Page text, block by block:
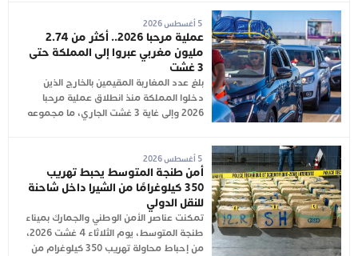
5 أغسطس 2026
عملية مرحبا 2026.. أكثر من 2.74
مليون مغربي عبروا إلى المملكة حتى
3 غشت
بلغ عدد المغاربة المقيمين بالخارج الذين
دخلوا المملكة منذ انطلاق عملية مرحبا
2026 وإلى غاية 3 غشت الجاري، ما مجموعه
5 أغسطس 2026
أمن طنجة المتوسط يحبط تهريب
350 كيلوغرامًا من الشيرا داخل شاحنة
للنقل الدولي
تمكنت عناصر الأمن الوطني والجمارك بميناء
طنجة المتوسط، يوم الثلاثاء 4 غشت 2026،
من إحباط محاولة تهريب 350 كيلوغرام من